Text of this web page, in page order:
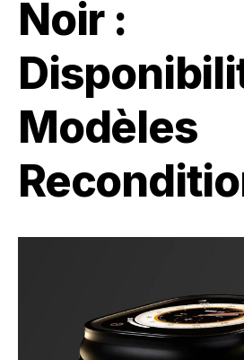
Noir :
Modèles